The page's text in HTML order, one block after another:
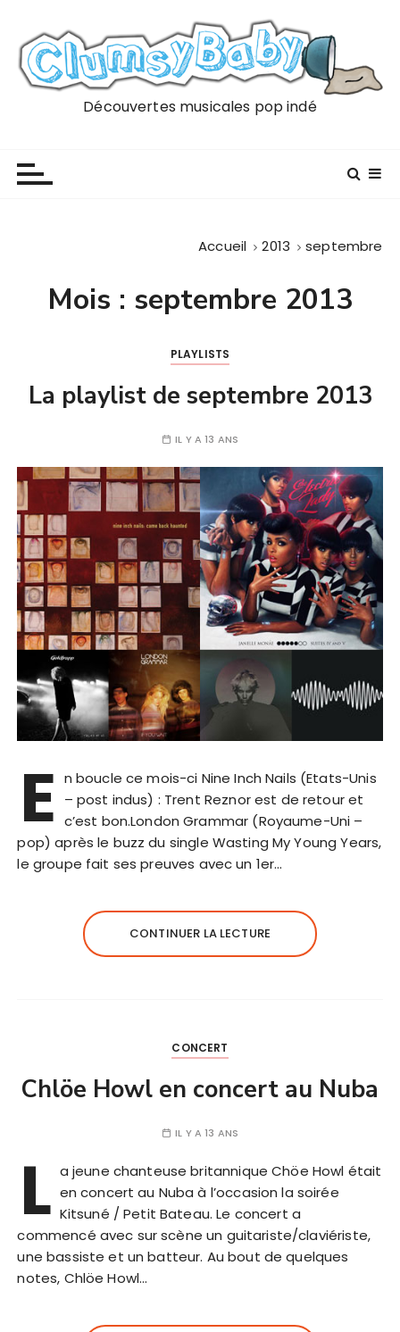
Découvertes musicales pop indé
Accueil 2013 septembre
Mois : septembre 2013
PLAYLISTS
La playlist de septembre 2013
IL Y A 13 ANS
E n boucle ce mois-ci Nine Inch Nails (Etats-Unis
– post indus) : Trent Reznor est de retour et
c’est bon.London Grammar (Royaume-Uni –
pop) après le buzz du single Wasting My Young Years,
le groupe fait ses preuves avec un 1er…
CONTINUER LA LECTURE
CONCERT
Chlöe Howl en concert au Nuba
IL Y A 13 ANS
L a jeune chanteuse britannique Chöe Howl était
en concert au Nuba à l’occasion la soirée
Kitsuné / Petit Bateau. Le concert a
commencé avec sur scène un guitariste/claviériste,
une bassiste et un batteur. Au bout de quelques
notes, Chlöe Howl…